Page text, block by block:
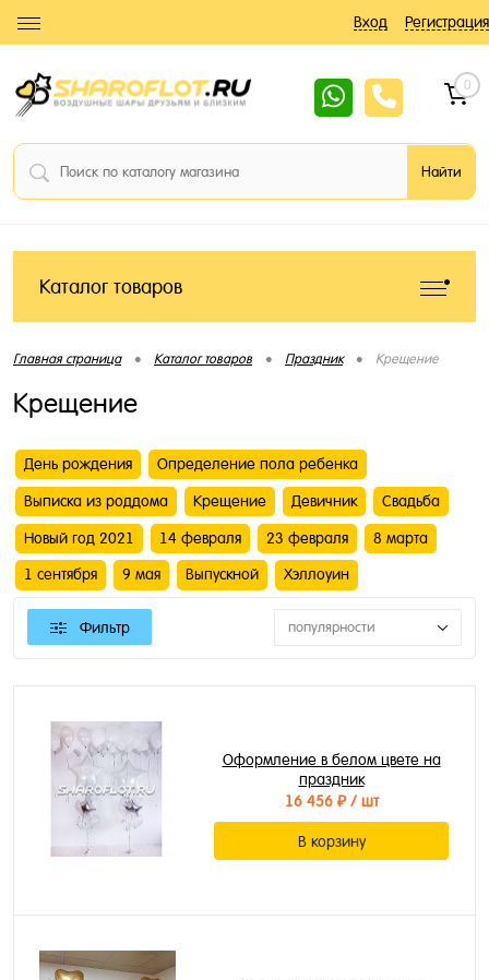
Вход Регистрация
0
Каталог товаров
Главная страница • Каталог товаров • Праздник • Крещение
Крещение
День рождения Определение пола ребенка
Выписка из роддома Крещение Девичник Свадьба
Новый год 2021 14 февраля 23 февраля 8 марта
1 сентября 9 мая Выпускной Хэллоуин
Фильтр популярности
Оформление в белом цвете на
праздник
16 456 ₽/ шт
В корзину